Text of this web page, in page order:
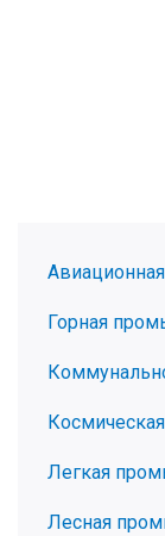
Горная
Легкая
Лесная